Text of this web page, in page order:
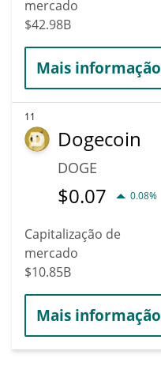
mercado
$42.98B
Mais informação
11
Dogecoin
DOGE
$0.07 0.08%
Capitalização de
mercado
$10.85B
Mais informação